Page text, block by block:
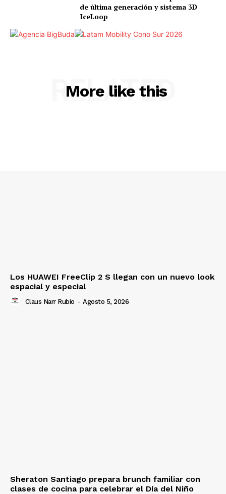
de última generación y sistema 3D
IceLoop
More like this
RELATED
Los HUAWEI FreeClip 2 S llegan con un nuevo look
espacial y especial
Claus Narr Rubio - Agosto 5, 2026
Sheraton Santiago prepara brunch familiar con
clases de cocina para celebrar el Día del Niño